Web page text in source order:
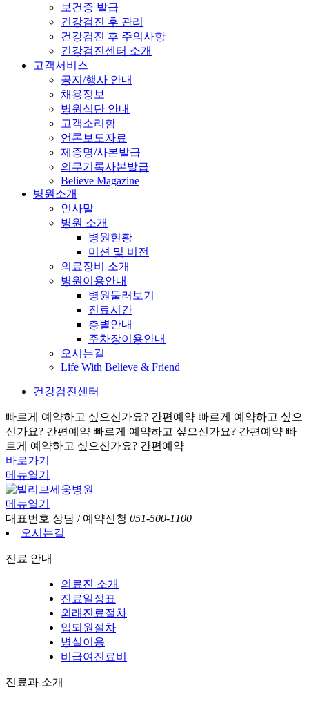
보건증 발급
건강검진 후 관리
건강검진 후 주의사항
건강검진센터 소개
고객서비스
공지/행사 안내
채용정보
병원식단 안내
고객소리함
언론보도자료
제증명/사본발급
의무기록사본발급
Believe Magazine
병원소개
인사말
병원 소개
병원현황
미션 및 비전
의료장비 소개
병원이용안내
병원둘러보기
진료시간
층별안내
주차장이용안내
오시는길
Life With Believe & Friend
건강검진센터
빠르게 예약하고 싶으신가요? 간편예약 빠르게 예약하고 싶으
신가요? 간편예약 빠르게 예약하고 싶으신가요? 간편예약 빠
르게 예약하고 싶으신가요? 간편예약
바로가기
메뉴열기
메뉴열기
대표번호 상담 / 예약신청 051-500-1100
오시는길
진료 안내
의료진 소개
진료일정표
외래진료절차
입퇴원절차
병실이용
비급여진료비
진료과 소개